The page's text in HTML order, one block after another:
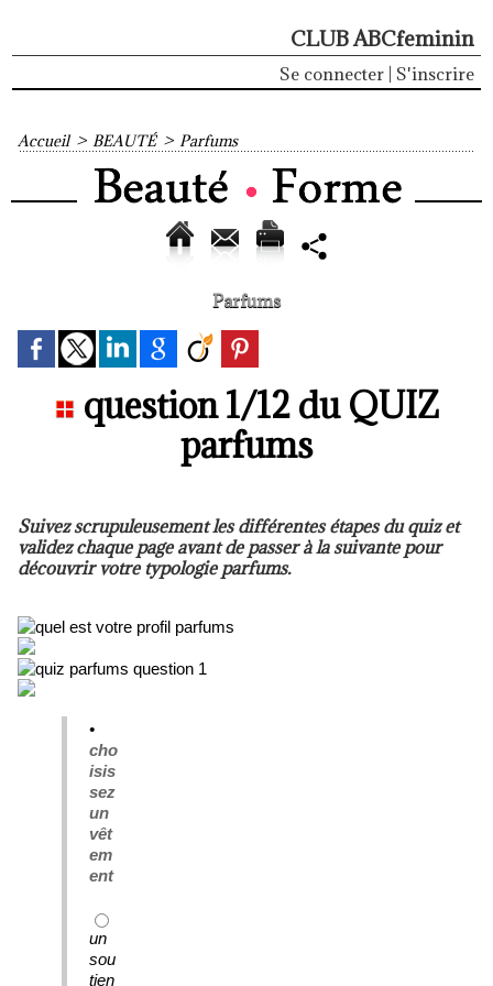
CLUB ABCfeminin
Se connecter S'inscrire
Accueil > BEAUTÉ > Parfums
Parfums
question 1/12 du QUIZ
parfums
Suivez scrupuleusement les différentes étapes du quiz et
validez chaque page avant de passer à la suivante pour
découvrir votre typologie parfums.
•
cho
isis
sez
un
vêt
em
ent
un
sou
tien